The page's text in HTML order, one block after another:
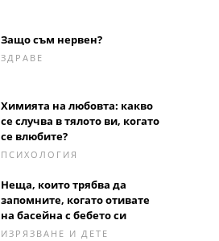
Защо съм нервен?
ЗДРАВЕ
Химията на любовта: какво
се случва в тялото ви, когато
се влюбите?
ПСИХОЛОГИЯ
Неща, които трябва да
запомните, когато отивате
на басейна с бебето си
ИЗРЯЗВАНЕ И ДЕТЕ